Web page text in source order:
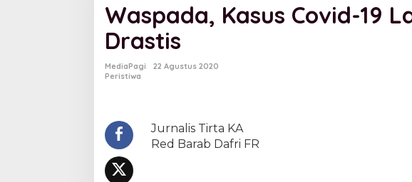
p
a
u
s
C
Waspada, Kasus Covid-19
Drastis
MediaPagi
22 Agustus 2020
Peristiwa
Jurnalis Tirta KA
Red Barab Dafri FR